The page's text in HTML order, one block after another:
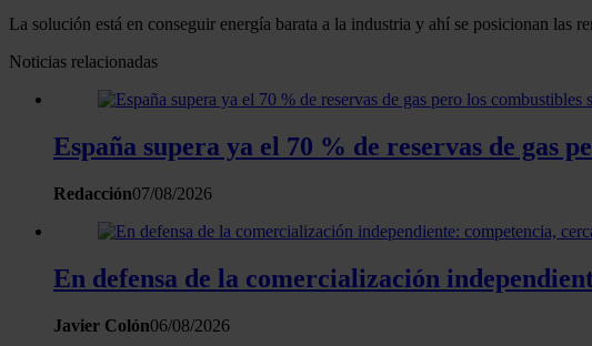
La solución está en conseguir energía barata a la industria y ahí se posicionan las
Noticias relacionadas
España supera ya el 70 % de reservas de gas
Redacción07/08/2026
En defensa de la comercialización
Javier Colón06/08/2026